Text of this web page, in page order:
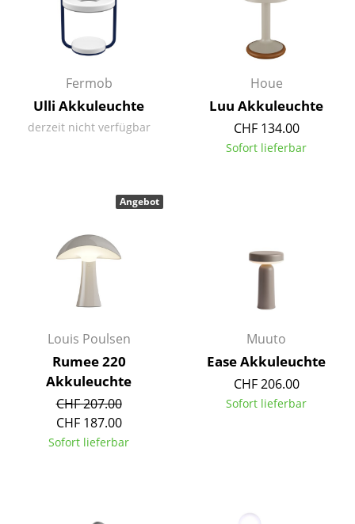
Einzelteile
... alle Aufbewahrungsmöbel
Hängeleuchten & Deckenleuchten
Bodenleuchten
Wandleuchten
Outdoor-Leuchten
Akkuleuchten
... alle Leuchten
Betten
Doppelbetten
Fermob
Ulli Akkuleuchte
derzeit nicht verfügbar
Houe
Luu Akkuleuchte
CHF 134.00
Sofort lieferbar
Louis Poulsen
Rumee 220
Akkuleuchte
CHF 207.00
CHF 187.00
Sofort lieferbar
Angebot
Muuto
Ease Akkuleuchte
CHF 206.00
Sofort lieferbar